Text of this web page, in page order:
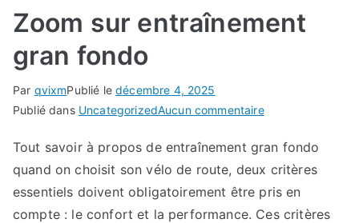
Zoom sur entraînement
gran fondo
Par qvixmPublié ledécembre 4, 2025
Publié dans UncategorizedAucun commentairesur
sur
entraînement
gran
fondo
Tout savoir à propos de entraînement gran fondo
quand on choisit son vélo de route, deux critères
essentiels doivent obligatoirement être pris en
compte : le confort et la performance. Ces critères